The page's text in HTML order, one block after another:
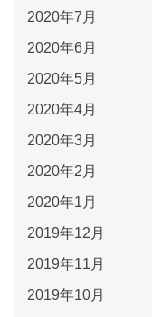
2020年7月
2020年6月
2020年5月
2020年4月
2020年3月
2020年2月
2020年1月
2019年12月
2019年11月
2019年10月